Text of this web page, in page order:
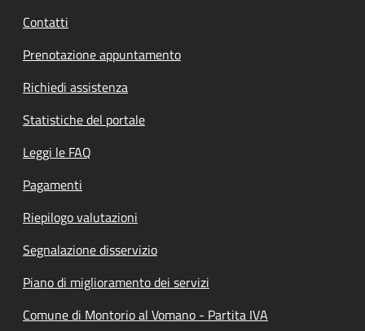
Contatti
Prenotazione appuntamento
Richiedi assistenza
Statistiche del portale
Leggi le FAQ
Pagamenti
Riepilogo valutazioni
Segnalazione disservizio
Piano di miglioramento dei servizi
Comune di Montorio al Vomano - Partita IVA